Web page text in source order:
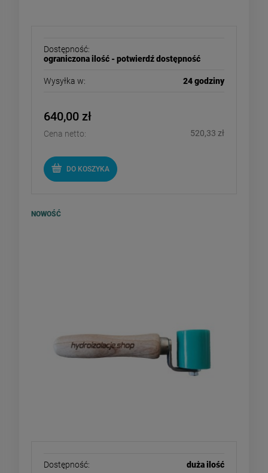
Dostępność:
ograniczona ilość - potwierdź dostępność
Wysyłka w: 24 godziny
640,00 zł
Cena netto: 520,33 zł
DO KOSZYKA
Dostępność: duża ilość
NOWOŚĆ